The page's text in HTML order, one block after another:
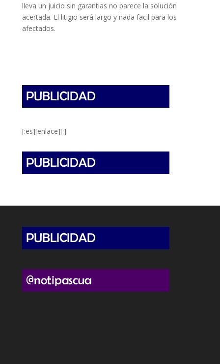
lleva un juicio sin garantias no parece la solución
acertada. El litigio será largo y nada facil para los
afectados.
[:es][enlace][:]